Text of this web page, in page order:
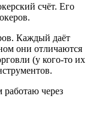
счёт. Его
Каждый даёт
они отличаются
(у кого-то их
через